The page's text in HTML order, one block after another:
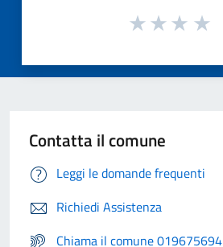
Contatta il comune
Leggi le domande frequenti
Richiedi Assistenza
Chiama il comune 019675694